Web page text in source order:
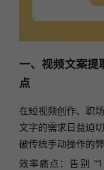
一、视频文案提
点
在短视频创作、职
文字的需求日益迫
破传统手动操作的弊
效率痛点：告别